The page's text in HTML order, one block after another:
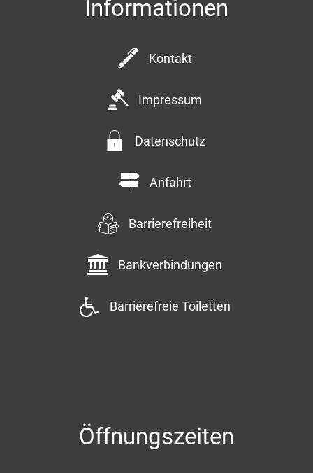
Informationen
Kontakt
Impressum
Datenschutz
Anfahrt
Barrierefreiheit
Bankverbindungen
Barrierefreie Toiletten
Öffnungszeiten